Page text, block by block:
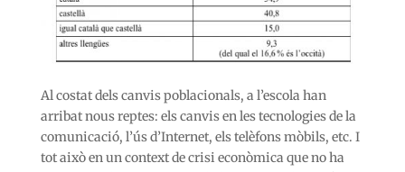
Al costat dels canvis poblacionals, a l’escola han
arribat nous reptes: els canvis en les tecnologies de la
comunicació, l’ús d’Internet, els telèfons mòbils, etc. I
tot això en un context de crisi econòmica que no ha